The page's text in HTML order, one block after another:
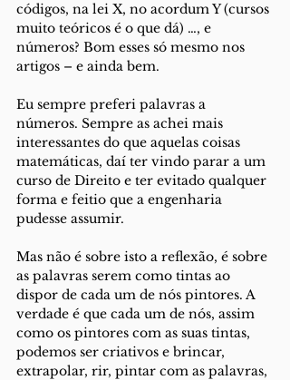
códigos, na lei X, no acordum Y (cursos
muito teóricos é o que dá) …, e
números? Bom esses só mesmo nos
artigos – e ainda bem.
Eu sempre preferi palavras a
números. Sempre as achei mais
interessantes do que aquelas coisas
matemáticas, daí ter vindo parar a um
curso de Direito e ter evitado qualquer
forma e feitio que a engenharia
pudesse assumir.
Mas não é sobre isto a reflexão, é sobre
as palavras serem como tintas ao
dispor de cada um de nós pintores. A
verdade é que cada um de nós, assim
como os pintores com as suas tintas,
podemos ser criativos e brincar,
extrapolar, rir, pintar com as palavras,